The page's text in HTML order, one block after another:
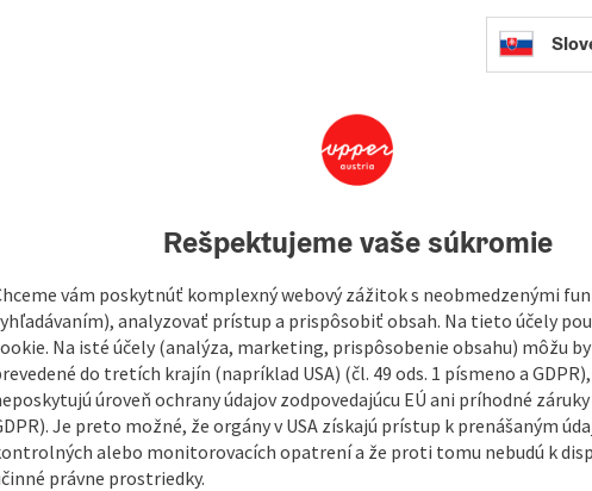
This Museum provides visitors with insights into the rich
"The roots of Christianity", "Luther´s Reformation", etc.
to know more about the protagonists of the Reformation, such as
religious doctrines which paved the way for new influences.
with reference to Upper Austria rank among the museum´s
is dedicated to the Reformation within the entire ...
Rešpektujeme vaše súkromie
vám poskytnúť komplexný webový zážitok s neobmedzenými
analyzovať prístup a prispôsobiť obsah. Na tieto účely
Na isté účely (analýza, marketing, prispôsobenie obsahu) môžu
do tretích krajín (napríklad USA) (čl. 49 ods. 1 písmeno a
úroveň ochrany údajov zodpovedajúcu EÚ ani príhodné
Je preto možné, že orgány v USA získajú prístup k prenášaným
alebo monitorovacích opatrení a že proti tomu nebudú k
právne prostriedky.